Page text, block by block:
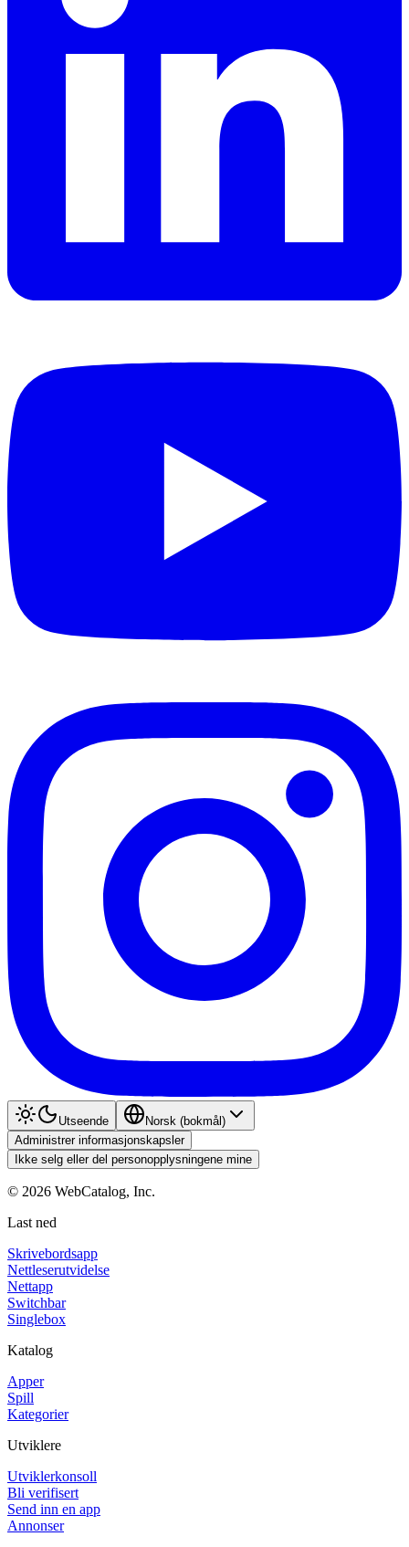
Utseende
Norsk (bokmål)
Administrer informasjonskapsler
Ikke selg eller del personopplysningene mine
© 2026 WebCatalog, Inc.
Last ned
Skrivebordsapp
Nettleserutvidelse
Nettapp
Switchbar
Singlebox
Katalog
Apper
Spill
Kategorier
Utviklere
Utviklerkonsoll
Bli verifisert
Send inn en app
Annonser